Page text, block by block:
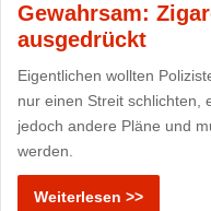
Gewahrsam:
ausgedrückt
Eigentlichen wollten
nur einen Streit schlichten,
jedoch andere Pläne und
werden.
Weiterlesen >>